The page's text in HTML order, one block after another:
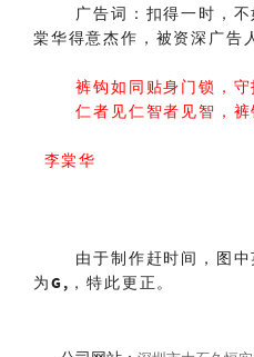
广告词：扣得一时，不
棠华得意杰作，被资深广告
裤钩如同贴身门锁，守
仁者见仁智者见智，裤
李棠华
由于制作赶时间，图中
为G, ，特此更正。